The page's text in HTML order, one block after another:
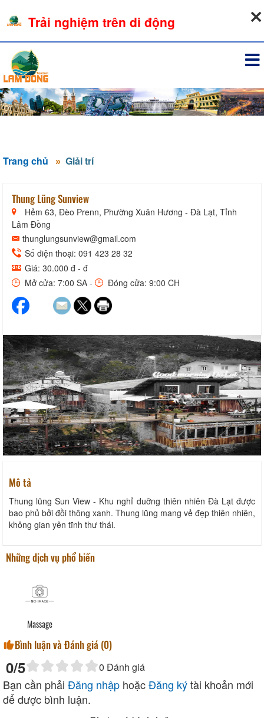
Trang chủ Giải trí
Thung Lũng Sunview
Hẻm 63, Đèo Prenn, Phường Xuân Hương - Đà Lạt, Tỉnh
Lâm Đồng
thunglungsunview@gmail.com
Số điện thoại: 091 423 28 32
Giá: 30.000 đ - đ
Mở cửa: 7:00 SA -
Đóng cửa: 9:00 CH
Mô tả
Thung lũng Sun View - Khu nghỉ duỡng thiên nhiên Đà Lạt được
bao phủ bởi đồi thông xanh. Thung lũng mang vẻ đẹp thiên nhiên,
không gian yên tĩnh thư thái.
Những dịch vụ phổ biến
Massage
Bình luận và Đánh giá (0)
0/5 0 Đánh giá
Bạn cần phải Đăng nhập hoặcĐăng kýtài khoản mới
để được bình luận.
Trải nghiệm trên di động